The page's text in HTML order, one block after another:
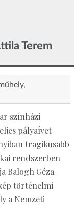
Terem
színházi
pályaívet
tragikusabb
rendszerben
Balogh Géza
történelmi
a Nemzeti